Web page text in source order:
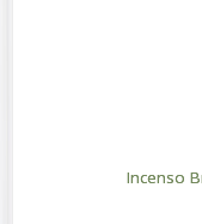
Incenso